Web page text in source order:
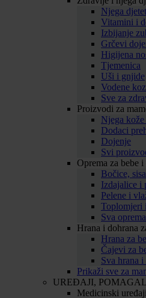
Njega
Vitamini i
Izbijanje
Grčevi
Higijena
Tjemenica
Uši i gnjide
Vodene
Sve za
Proizvodi za
Njega
Dodaci
Dojenje
Svi
Oprema za bebe i
Bočice,
Izdajalice i
Pelene i
Toplomjeri
Sva
Hrana i dohrana
Hrana za
Čajevi za
Sva hrana i
Prikaži sve za
UREĐAJI,
Medicinski uređaji